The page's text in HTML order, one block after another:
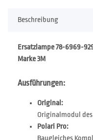
Beschreibung
Ersatzlampe 78-6969-
Marke 3M
Ausführungen:
Original:
Originalmodul
Polari Pro:
Baugleiches